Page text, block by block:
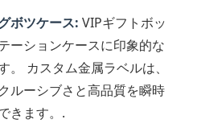
ボツケース: VIPギフトボッ
ーションケースに印象的な
。 カスタム金属ラベルは、
ルーシブさと高品質を瞬時
きます。.